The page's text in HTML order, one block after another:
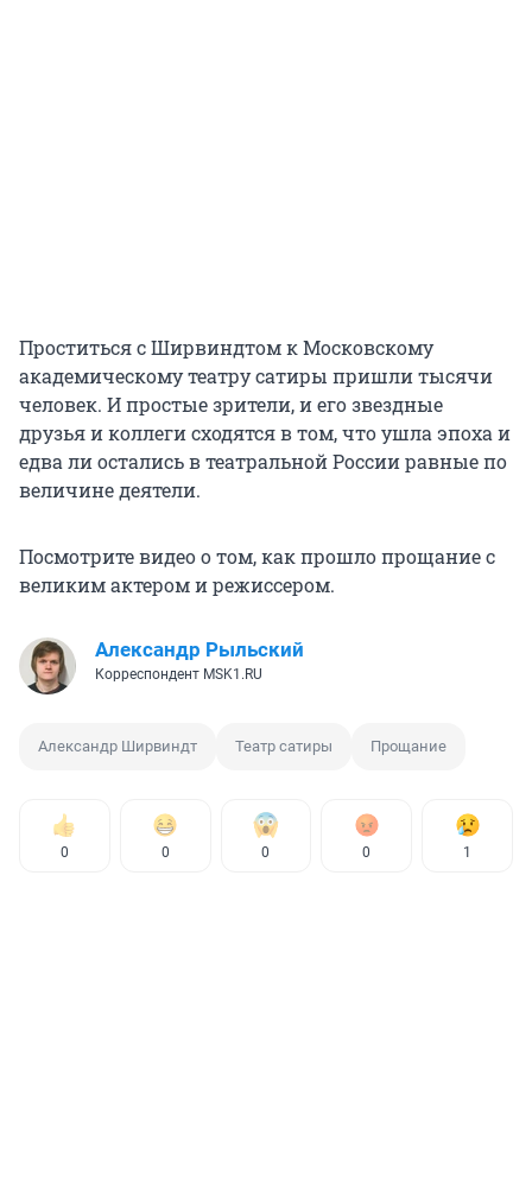
Проститься с Ширвиндтом к Московскому
академическому театру сатиры пришли тысячи
человек. И простые зрители, и его звездные
друзья и коллеги сходятся в том, что ушла эпоха и
едва ли остались в театральной России равные по
величине деятели.
Посмотрите видео о том, как прошло прощание с
великим актером и режиссером.
Александр Рыльский
Корреспондент MSK1.RU
Александр Ширвиндт Театр сатиры Прощание
0 0 0 0 1